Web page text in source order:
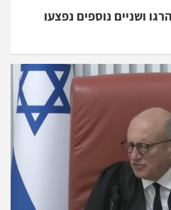
ושניים נוספים נפצעו